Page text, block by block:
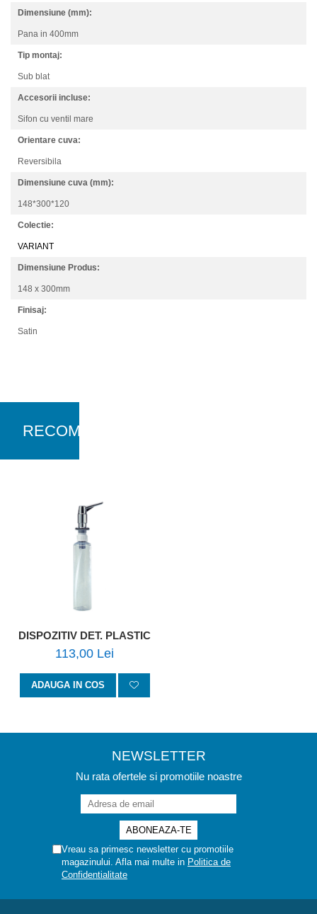
Dimensiune (mm):
Pana in 400mm
Tip montaj:
Sub blat
Accesorii incluse:
Sifon cu ventil mare
Orientare cuva:
Reversibila
Dimensiune cuva (mm):
148*300*120
Colectie:
VARIANT
Dimensiune Produs:
148 x 300mm
Finisaj:
Satin
RECOMANDARI
DISPOZITIV DET. PLASTIC
113,00 Lei
ADAUGA IN COS
NEWSLETTER
Nu rata ofertele si promotiile noastre
Vreau sa primesc newsletter cu promotiile
magazinului. Afla mai multe in Politica de
Confidentialitate